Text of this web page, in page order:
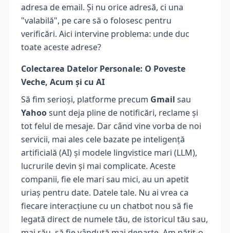
adresa de email. Și nu orice adresă, ci una
"valabilă", pe care să o folosesc pentru
verificări. Aici intervine problema: unde duc
toate aceste adrese?
Colectarea Datelor Personale: O Poveste
Veche, Acum și cu AI
Să fim serioși, platforme precum Gmail sau
Yahoosunt deja pline de notificări, reclame și
tot felul de mesaje. Dar când vine vorba de noi
servicii, mai ales cele bazate pe inteligență
artificială (AI) și modele lingvistice mari (LLM),
lucrurile devin și mai complicate. Aceste
companii, fie ele mari sau mici, au un apetit
uriaș pentru date. Datele tale. Nu ai vrea ca
fiecare interacțiune cu un chatbot nou să fie
legată direct de numele tău, de istoricul tău sau,